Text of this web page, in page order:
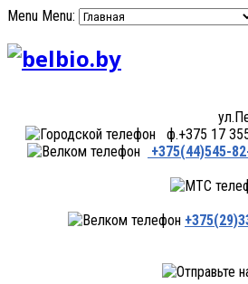
Menu Menu:
ф.+375 17
+375(44)545-